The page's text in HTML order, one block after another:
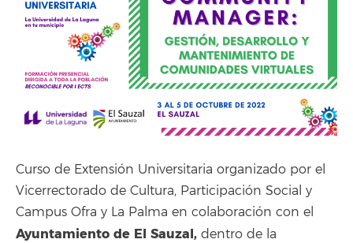
Curso de Extensión Universitaria organizado por el
Vicerrectorado de Cultura, Participación Social y
Campus Ofra y La Palma en colaboración con el
Ayuntamiento de El Sauzal, dentro de la